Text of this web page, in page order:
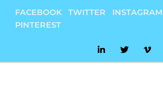
content
FACEBOOK TWITTER INSTAGRAM
PINTEREST